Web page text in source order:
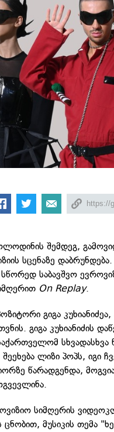
შემდეგ,
სცენაზე
საბავშვო
On Replay.
გიგა
გიგა კუხიანიძის
სხვადასხვა
შეეხება ლიზი პოპს, იგი
წარადგენდა,
სიმღერის
ცნობით, მუსიკის თემა